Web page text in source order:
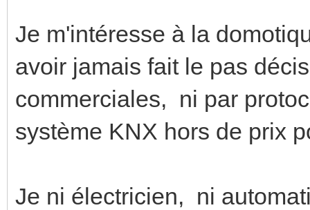
Je m'intéresse à la
avoir jamais fait le pas
commerciales, ni par
système KNX hors de prix
Je ni électricien, ni